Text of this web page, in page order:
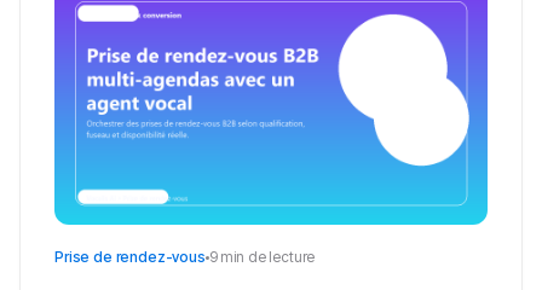
Prise de rendez-vous 9 min de lecture